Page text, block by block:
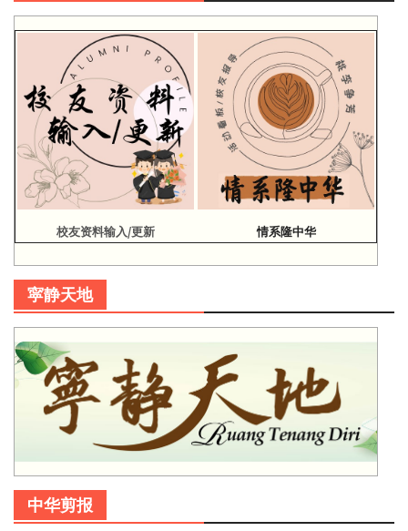
校友资料输入/更新 情系隆中华
寜静天地
中华剪报